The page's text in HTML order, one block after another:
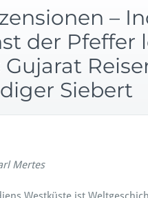
–
der Pfeffer
Gujarat
Siebert
Mertes